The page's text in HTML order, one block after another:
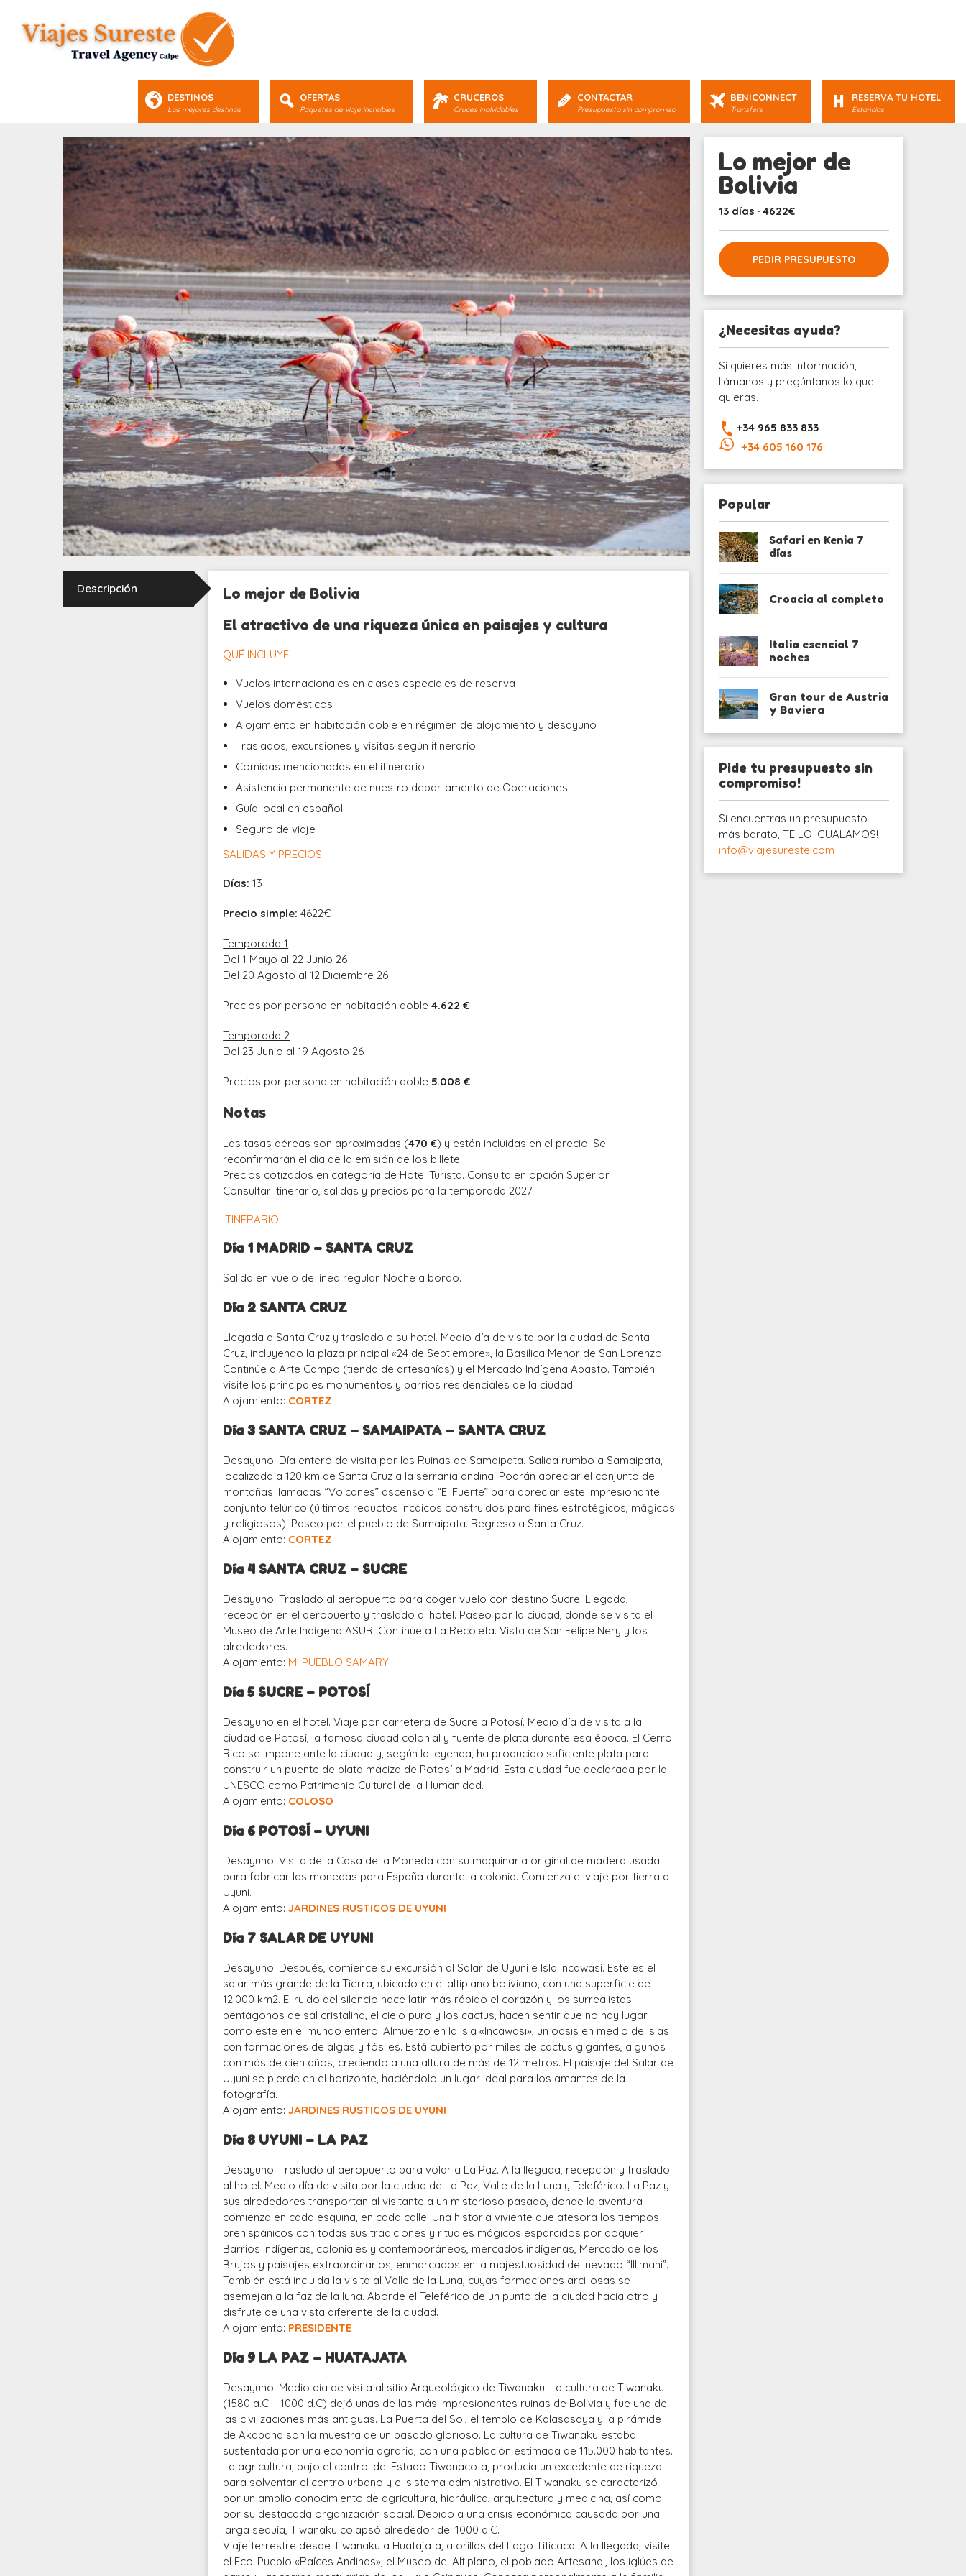
DESTINOS
Los mejores destinos
OFERTAS
Paquetes de viaje increíbles
CRUCEROS
Cruces inolvidables
CONTACTAR
Presupuesto sin compromiso
BENICONNECT
Transfers
RESERVA TU HOTEL
Estancias
Descripción
Lo mejor de Bolivia
El atractivo de una riqueza única en paisajes y cultura
QUÉ INCLUYE
Vuelos internacionales en clases especiales de reserva
Vuelos domésticos
Alojamiento en habitación doble en régimen de alojamiento y desayuno
Traslados, excursiones y visitas según itinerario
Comidas mencionadas en el itinerario
Asistencia permanente de nuestro departamento de Operaciones
Guía local en español
Seguro de viaje
SALIDAS Y PRECIOS
Días: 13
Precio simple: 4622€
Temporada 1
Del 1 Mayo al 22 Junio 26
Del 20 Agosto al 12 Diciembre 26
Precios por persona en habitación doble4.622 €
Temporada 2
Del 23 Junio al 19 Agosto 26
Precios por persona en habitación doble 5.008 €
Notas
Las tasas aéreas son aproximadas (470 €) y están incluidas en el precio. Se
reconfirmarán el día de la emisión de los billete.
Precios cotizados en categoría de Hotel Turista. Consulta en opción Superior
Consultar itinerario, salidas y precios para la temporada 2027.
ITINERARIO
Día 1 MADRID – SANTA CRUZ
Salida en vuelo de línea regular. Noche a bordo.
Día 2 SANTA CRUZ
Llegada a Santa Cruz y traslado a su hotel. Medio día de visita por la ciudad de Santa
Cruz, incluyendo la plaza principal «24 de Septiembre», la Basílica Menor de San Lorenzo.
Continúe a Arte Campo (tienda de artesanías) y el Mercado Indígena Abasto. También
visite los principales monumentos y barrios residenciales de la ciudad.
Alojamiento: CORTEZ
Día 3 SANTA CRUZ – SAMAIPATA – SANTA CRUZ
Desayuno. Día entero de visita por las Ruinas de Samaipata. Salida rumbo a Samaipata,
localizada a 120 km de Santa Cruz a la serranía andina. Podrán apreciar el conjunto de
montañas llamadas “Volcanes” ascenso a “El Fuerte” para apreciar este impresionante
conjunto telúrico (últimos reductos incaicos construidos para fines estratégicos, mágicos
y religiosos). Paseo por el pueblo de Samaipata. Regreso a Santa Cruz.
Alojamiento: CORTEZ
Día 4 SANTA CRUZ – SUCRE
Desayuno. Traslado al aeropuerto para coger vuelo con destino Sucre. Llegada,
recepción en el aeropuerto y traslado al hotel. Paseo por la ciudad, donde se visita el
Museo de Arte Indígena ASUR. Continúe a La Recoleta. Vista de San Felipe Nery y los
alrededores.
Alojamiento: MI PUEBLO SAMARY
Día 5 SUCRE – POTOSÍ
Desayuno en el hotel. Viaje por carretera de Sucre a Potosí. Medio día de visita a la
ciudad de Potosí, la famosa ciudad colonial y fuente de plata durante esa época. El Cerro
Rico se impone ante la ciudad y, según la leyenda, ha producido suficiente plata para
construir un puente de plata maciza de Potosí a Madrid. Esta ciudad fue declarada por la
UNESCO como Patrimonio Cultural de la Humanidad.
Alojamiento: COLOSO
Día 6 POTOSÍ – UYUNI
Desayuno. Visita de la Casa de la Moneda con su maquinaria original de madera usada
para fabricar las monedas para España durante la colonia. Comienza el viaje por tierra a
Uyuni.
Alojamiento:JARDINES RUSTICOS DE UYUNI
Día 7 SALAR DE UYUNI
Desayuno. Después, comience su excursión al Salar de Uyuni e Isla Incawasi. Este es el
salar más grande de la Tierra, ubicado en el altiplano boliviano, con una superficie de
12.000 km2. El ruido del silencio hace latir más rápido el corazón y los surrealistas
pentágonos de sal cristalina, el cielo puro y los cactus, hacen sentir que no hay lugar
como este en el mundo entero. Almuerzo en la Isla «Incawasi», un oasis en medio de islas
con formaciones de algas y fósiles. Está cubierto por miles de cactus gigantes, algunos
con más de cien años, creciendo a una altura de más de 12 metros. El paisaje del Salar de
Uyuni se pierde en el horizonte, haciéndolo un lugar ideal para los amantes de la
fotografía.
Alojamiento:JARDINES RUSTICOS DE UYUNI
Día 8 UYUNI – LA PAZ
Desayuno. Traslado al aeropuerto para volar a La Paz. A la llegada, recepción y traslado
al hotel. Medio día de visita por la ciudad de La Paz, Valle de la Luna y Teleférico. La Paz y
sus alrededores transportan al visitante a un misterioso pasado, donde la aventura
comienza en cada esquina, en cada calle. Una historia viviente que atesora los tiempos
prehispánicos con todas sus tradiciones y rituales mágicos esparcidos por doquier.
Barrios indígenas, coloniales y contemporáneos, mercados indígenas, Mercado de los
Brujos y paisajes extraordinarios, enmarcados en la majestuosidad del nevado “Illimani”.
También está incluida la visita al Valle de la Luna, cuyas formaciones arcillosas se
asemejan a la faz de la luna. Aborde el Teleférico de un punto de la ciudad hacia otro y
disfrute de una vista diferente de la ciudad.
Alojamiento: PRESIDENTE
Día 9 LA PAZ – HUATAJATA
Desayuno. Medio día de visita al sitio Arqueológico de Tiwanaku. La cultura de Tiwanaku
(1580 a.C – 1000 d.C) dejó unas de las más impresionantes ruinas de Bolivia y fue una de
las civilizaciones más antiguas. La Puerta del Sol, el templo de Kalasasaya y la pirámide
de Akapana son la muestra de un pasado glorioso. La cultura de Tiwanaku estaba
sustentada por una economía agraria, con una población estimada de 115.000 habitantes.
La agricultura, bajo el control del Estado Tiwanacota, producía un excedente de riqueza
para solventar el centro urbano y el sistema administrativo. El Tiwanaku se caracterizó
por un amplio conocimiento de agricultura, hidráulica, arquitectura y medicina, así como
por su destacada organización social. Debido a una crisis económica causada por una
larga sequía, Tiwanaku colapsó alrededor del 1000 d.C.
Viaje terrestre desde Tiwanaku a Huatajata, a orillas del Lago Titicaca. A la llegada, visite
el Eco-Pueblo «Raíces Andinas», el Museo del Altiplano, el poblado Artesanal, los iglúes de
Lo mejor de
Bolivia
13 días · 4622€
PEDIR PRESUPUESTO
¿Necesitas ayuda?
Si quieres más información,
llámanos y pregúntanos lo que
quieras.
+34 965 833 833
+34 605 160 176
Popular
Safari en Kenia 7
días
Croacia al completo
Italia esencial 7
noches
Gran tour de Austria
y Baviera
Pide tu presupuesto sin
compromiso!
Si encuentras un presupuesto
más barato, TE LO IGUALAMOS!
info@viajesureste.com